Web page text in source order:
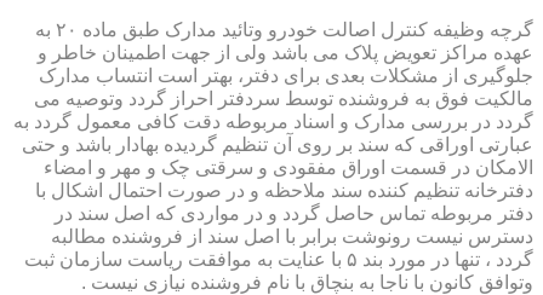
گرچه وظیفه کنترل اصالت خودرو وتائید مدارک طبق ماده ۲۰ به
عهده مراکز تعویض پلاک می باشد ولی از جهت اطمینان خاطر و
جلوگیری از مشکلات بعدی برای دفتر، بهتر است انتساب مدارک
مالکیت فوق به فروشنده توسط سردفتر احراز گردد وتوصیه می
گردد در بررسی مدارک و اسناد مربوطه دقت کافی معمول گردد به
عبارتی اوراقی که سند بر روی آن تنظیم گردیده بهادار باشد و حتی
الامکان در قسمت اوراق مفقودی و سرقتی چک و مهر و امضاء
دفترخانه تنظیم کننده سند ملاحظه و در صورت احتمال اشکال با
دفتر مربوطه تماس حاصل گردد و در مواردی که اصل سند در
دسترس نیست رونوشت برابر با اصل سند از فروشنده مطالبه
گردد ، تنها در مورد بند ۵ با عنایت به موافقت ریاست سازمان ثبت
وتوافق کانون با ناجا به بنچاق با نام فروشنده نیازی نیست .